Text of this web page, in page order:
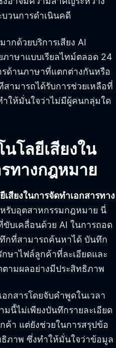
วนการดำเนินคดี
ากด้วยบริการเสียง AI
าษาแบบเรียลไทม์ตลอด 24
ด้านภาษาที่แตกต่างกันหรือ
ามารถได้รับการช่วยเหลือที่
ำให้มั่นใจว่าไม่มีผู้คนกลุ่มใด
โลยีเสียงใน
ทางกฎหมาย
เสียงในการจัดทำเอกสารทาง
หรับอุตสาหกรรมกฎหมาย นี่
ขับเคลื่อนด้วย AI ในการถอด
กที่สามารถค้นหาได้ บันทึก
ษาไฟล์ลูกค้าที่ละเอียดและ
ามผลอย่างมีประสิทธิภาพ
กสารโดยจับคำพูดในเวลา
นี้ไม่เพียงบันทึกรายละเอียด
า แต่ยังช่วยในการสรุปข้อ
ภาพ ซึ่งทำให้มั่นใจว่าข้อมูล